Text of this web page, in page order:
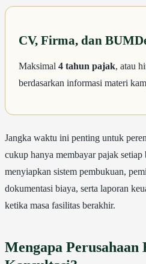
CV, Firma, dan
Maksimal 4 tahun pajak, atau
berdasarkan informasi materi
Jangka waktu ini penting untuk
cukup hanya membayar pajak setiap
menyiapkan sistem pembukuan,
dokumentasi biaya, serta laporan
ketika masa fasilitas berakhir.
Mengapa Perusahaan